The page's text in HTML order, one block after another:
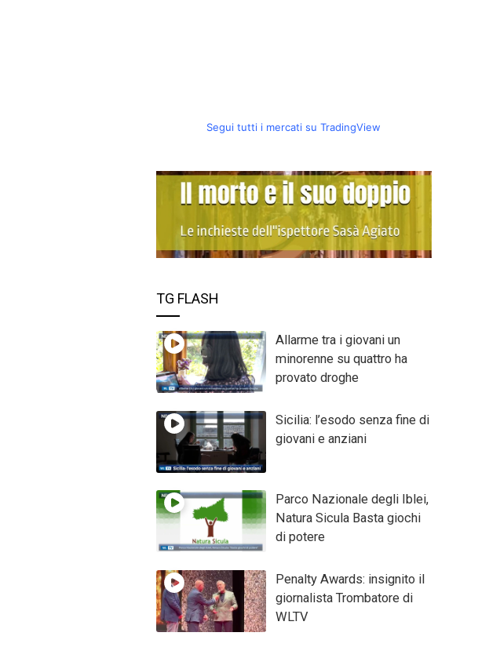
Segui tutti i mercati su TradingView
TG FLASH
Allarme tra i giovani un
minorenne su quattro ha
provato droghe
Sicilia: l’esodo senza fine di
giovani e anziani
Parco Nazionale degli Iblei,
Natura Sicula Basta giochi
di potere
Penalty Awards: insignito il
giornalista Trombatore di
WLTV